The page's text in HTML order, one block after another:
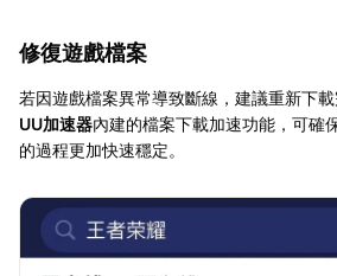
修復遊戲檔案
若因遊戲檔案異常導致斷線，建議重新下
UU加速器內建的檔案下載加速功能，可確
的過程更加快速穩定。